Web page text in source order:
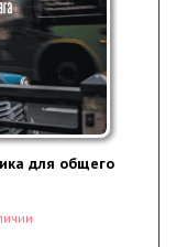
для общего